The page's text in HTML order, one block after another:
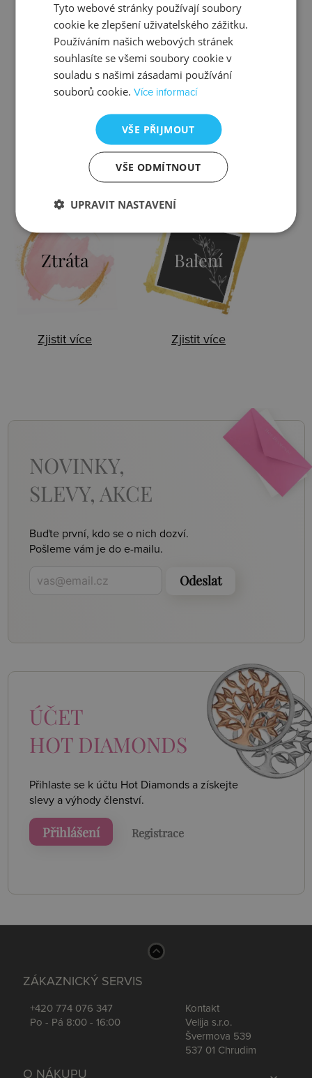
Zjistit více Zjistit více
Kontrola
Zjistit více
Výměna
Zjistit více
Ztráta
Zjistit více
Balení
Zjistit více
NOVINKY,
SLEVY, AKCE
Buďte první, kdo se o nich dozví.
Pošleme vám je do e-mailu.
Odeslat
ÚČET
HOT DIAMONDS
Přihlaste se k účtu Hot Diamonds a získejte
slevy a výhody členství.
Přihlášení Registrace
ZÁKAZNICKÝ SERVIS
+420 774 076 347
Po - Pá 8:00 - 16:00
Kontakt
Velija s.r.o.
Švermova 539
537 01 Chrudim
O NÁKUPU
Tyto webové stránky používají soubory
cookie ke zlepšení uživatelského zážitku.
Používáním našich webových stránek
souhlasíte se všemi soubory cookie v
souladu s našimi zásadami používání
souborů cookie.Více informací
VŠE PŘIJMOUT
VŠE ODMÍTNOUT
UPRAVIT NASTAVENÍ